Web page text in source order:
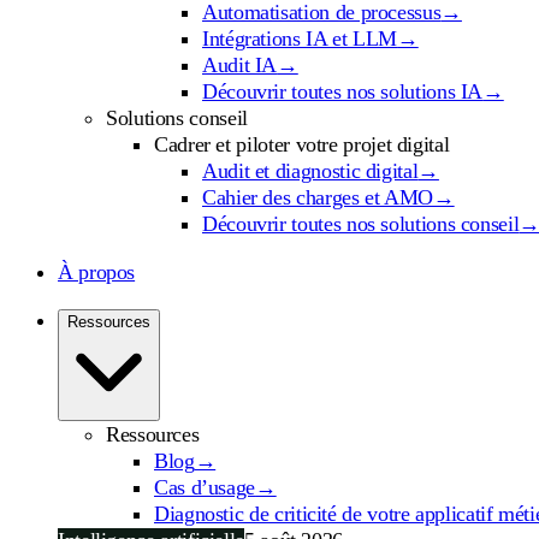
Automatisation de processus→
Intégrations IA et LLM→
Audit IA→
Découvrir toutes nos solutions IA→
Solutions conseil
Cadrer et piloter votre projet digital
Audit et diagnostic digital→
Cahier des charges et AMO→
Découvrir toutes nos solutions conseil→
À propos
Ressources
Ressources
Blog →
Cas d’usage→
Diagnostic de criticité de votre applicatif